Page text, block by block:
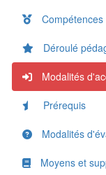
Déroulé
Modalités
Prérequis
Modalités
Moyens et